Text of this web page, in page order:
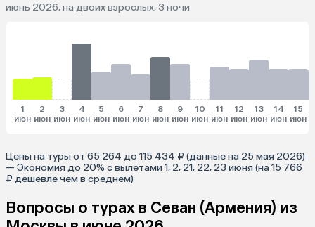
июнь 2026, на двоих взрослых, 3 ночи
1
июн
2
июн
3
июн
4
июн
5
июн
6
июн
7
июн
8
июн
9
июн
10
июн
11
июн
12
июн
13
июн
14
июн
15
июн
Цены на туры от 65 264 до 115 434 ₽ (данные на 25 мая 2026)
— Экономия до 20% с вылетами 1, 2, 21, 22, 23 июня (на 15 766
₽ дешевле чем в среднем)
Вопросы о турах в Севан (Армения) из